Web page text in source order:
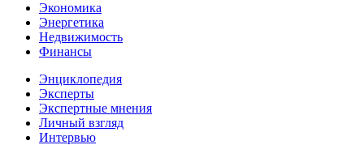
Экономика
Энергетика
Недвижимость
Финансы
Энциклопедия
Эксперты
Экспертные мнения
Личный взгляд
Интервью